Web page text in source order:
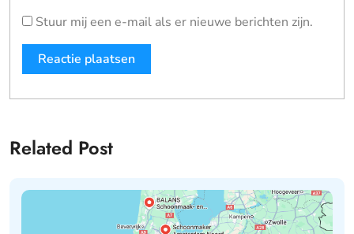
Stuur mij een e-mail als er nieuwe berichten zijn.
Related Post